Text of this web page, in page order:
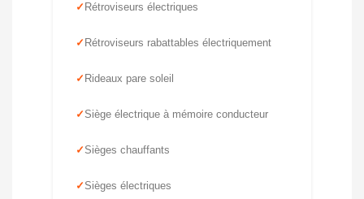
Rétroviseurs électriques
Rétroviseurs rabattables électriquement
Rideaux pare soleil
Siège électrique à mémoire conducteur
Sièges chauffants
Sièges électriques